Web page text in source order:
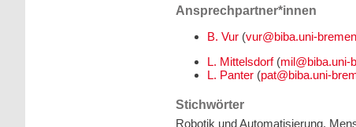
Ansprechpartner*innen
B. Vur(
L. Mittelsdorf(
L. Panter(
Stichwörter
Robotik und Automatisierung,